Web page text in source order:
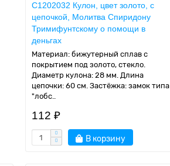
C1202032 Кулон, цвет золото, с
цепочкой, Молитва Спиридону
Тримифунтскому о помощи в
деньгах
Материал: бижутерный сплав с
покрытием под золото, стекло.
Диаметр кулона: 28 мм. Длина
цепочки: 60 см. Застёжка: замок типа
"лобс..
112 ₽
В корзину